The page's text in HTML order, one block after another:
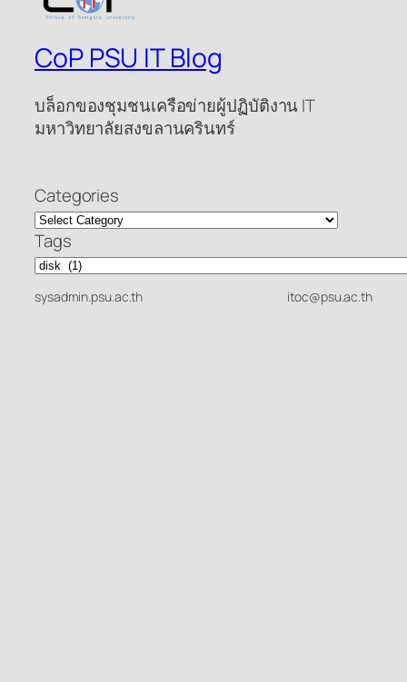
CoP PSU IT Blog
บล็อกของชุมชนเครือข่ายผู้ปฏิบัติงาน IT
มหาวิทยาลัยสงขลานครินทร์
Categories
Tags
sysadmin.psu.ac.th itoc@psu.ac.th